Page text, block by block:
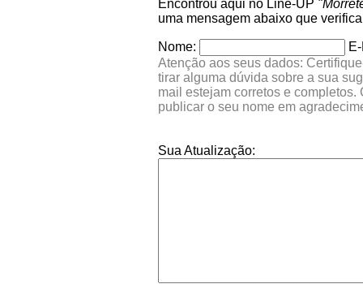
Encontrou aqui no Line-UP
uma mensagem abaixo que
Nome:
Atenção aos seus dados:
tirar alguma dúvida sobre a sua
mail estejam corretos e
publicar o seu nome em
Sua Atualização: